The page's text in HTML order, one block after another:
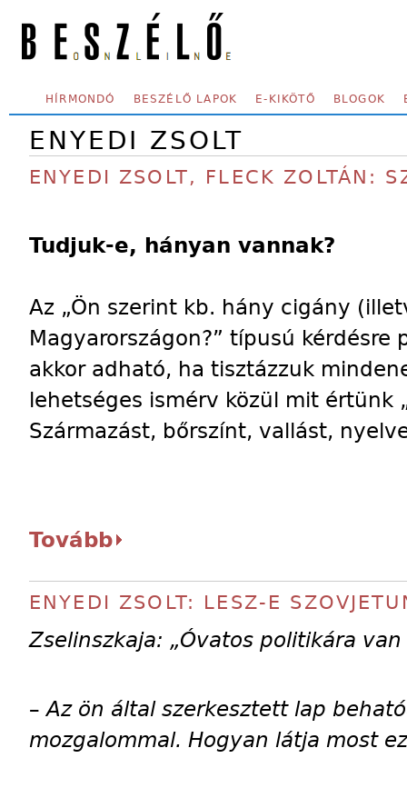
SECONDARY MENU
HÍRMONDÓ BESZÉLŐ LAPOK E-KIKÖTŐ BLOGOK
ENYEDI ZSOLT
ENYEDI ZSOLT, FLECK ZOLTÁN:
Tudjuk-e, hányan vannak?
Az „Ön szerint kb. hány cigány
Magyarországon?” típusú kérdésre
akkor adható, ha tisztázzuk
lehetséges ismérv közül mit értünk
Származást, bőrszínt, vallást,
Tovább
ENYEDI ZSOLT: LESZ-E
Zselinszkaja: „Óvatos politikára van
–Az ön által szerkesztett lap
mozgalommal. Hogyan látja most